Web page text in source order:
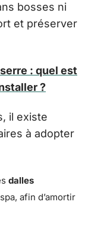
bosses ni
et préserver
: quel est
?
il existe
à adopter
dalles
afin d’amortir